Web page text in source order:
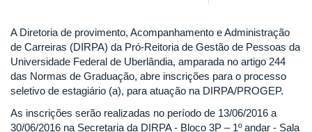
A Diretoria de provimento, Acompanhamento e Administração
de Carreiras (DIRPA) da Pró-Reitoria de Gestão de Pessoas da
Universidade Federal de Uberlândia, amparada no artigo 244
das Normas de Graduação, abre inscrições para o processo
seletivo de estagiário (a), para atuação na DIRPA/PROGEP.
As inscrições serão realizadas no período de 13/06/2016 a
30/06/2016 na Secretaria da DIRPA - Bloco 3P – 1º andar - Sala